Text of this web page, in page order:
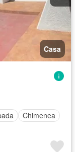
Casa
Chimenea